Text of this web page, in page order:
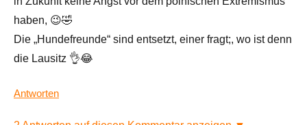
haben, 😉🤣
Die „Hundefreunde“ sind entsetzt, einer fragt;, wo ist denn
die Lausitz 👌😂
Antworten